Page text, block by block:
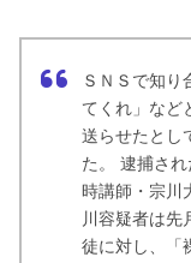
ＳＮＳで知り
てくれ」など
送らせたとし
た。 逮捕さ
時講師・宗川
川容疑者は先
徒に対し、「